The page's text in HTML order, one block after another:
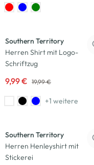
Southern Territory
Herren Shirt mit Logo-
Schriftzug
9,99 € 19,99 €
+1 weitere
Southern Territory
Herren Henleyshirt mit
Stickerei